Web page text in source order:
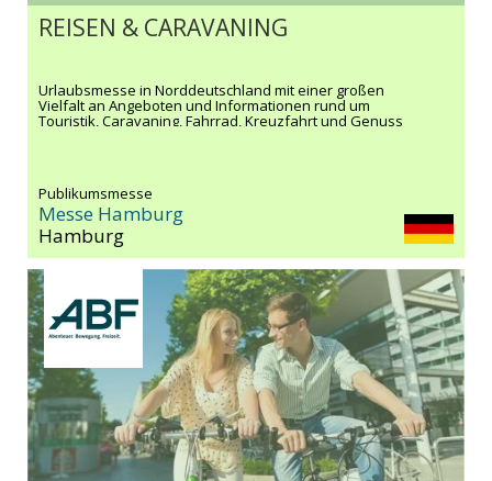
REISEN & CARAVANING
Urlaubsmesse in Norddeutschland mit einer großen
Vielfalt an Angeboten und Informationen rund um
Touristik, Caravaning, Fahrrad, Kreuzfahrt und Genuss
Publikumsmesse
Messe Hamburg
Hamburg